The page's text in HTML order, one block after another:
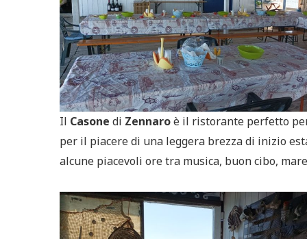
Il Casone di Zennaroè il ristorante perfetto
per il piacere di una leggera brezza di inizio
alcune piacevoli ore tra musica, buon cibo,